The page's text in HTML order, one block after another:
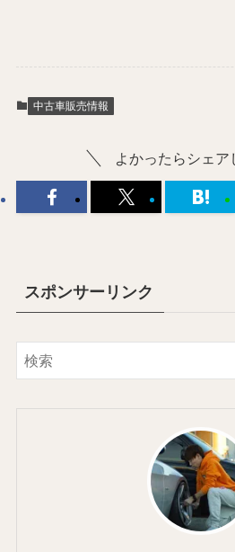
中古車販売情報
よかったらシェア
スポンサーリンク